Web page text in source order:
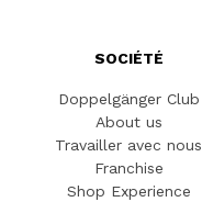
SOCIÉTÉ
Doppelgänger Club
About us
Travailler avec nous
Franchise
Shop Experience